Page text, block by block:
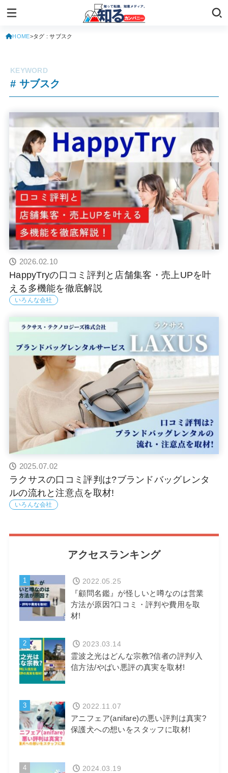
HOME タグ : サブスク
# サブスク
2026.02.10
HappyTryの口コミ評判と店舗集客・売上UPを叶
える多機能を徹底解説
いろんな会社
2025.07.02
ラクサスの口コミ評判は?ブランドバッグレンタ
ルの流れと注意点を取材!
いろんな会社
アクセスランキング
1
『顧問名鑑』が怪しいと噂なのは営業
方法が原因?口コミ・評判や費用を取
材!
2022.05.25
2
霊波之光はどんな宗教?信者の評判/入
信方法/やばい悪評の真実を取材!
2023.03.14
3
アニフェア(anifare)の悪い評判は真実?
保護犬への想いをスタッフに取材!
2022.11.07
4 2024.03.19